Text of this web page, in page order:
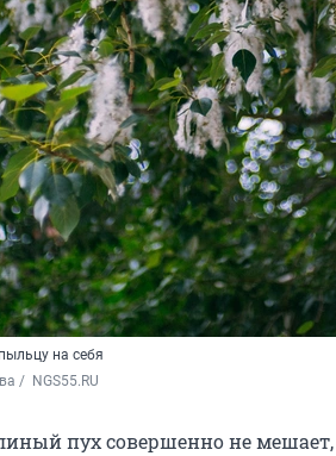
на себя
/ NGS55.RU
пух совершенно не мешает,